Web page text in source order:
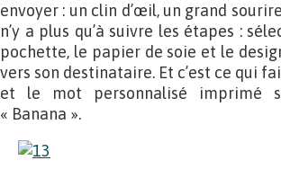
envoyer : un clin d’œil, un grand
n’y a plus qu’à suivre les étapes :
pochette, le papier de soie et le
vers son destinataire. Et c’est ce qui
et le mot personnalisé imprimé
« Banana ».